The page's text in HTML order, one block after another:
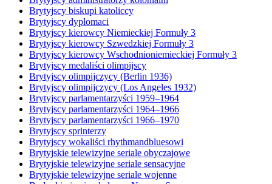
Brytyjscy biskupi katoliccy
Brytyjscy dyplomaci
Brytyjscy kierowcy Niemieckiej Formuły 3
Brytyjscy kierowcy Szwedzkiej Formuły 3
Brytyjscy kierowcy Wschodnioniemieckiej Formuły 3
Brytyjscy medaliści olimpijscy
Brytyjscy olimpijczycy (Berlin 1936)
Brytyjscy olimpijczycy (Los Angeles 1932)
Brytyjscy parlamentarzyści 1959–1964
Brytyjscy parlamentarzyści 1964–1966
Brytyjscy parlamentarzyści 1966–1970
Brytyjscy sprinterzy
Brytyjscy wokaliści rhythmandbluesowi
Brytyjskie telewizyjne seriale obyczajowe
Brytyjskie telewizyjne seriale sensacyjne
Brytyjskie telewizyjne seriale wojenne